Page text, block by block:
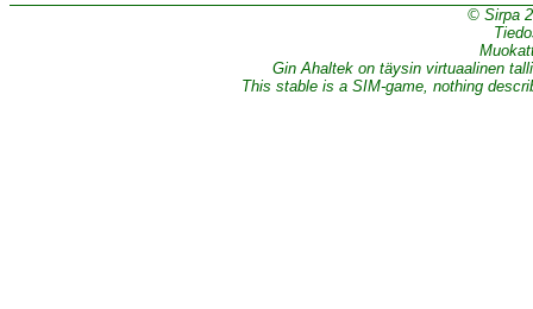
© Sirpa
Gin Ahaltek on täysin virtuaalinen
This stable is a SIM-game, nothing